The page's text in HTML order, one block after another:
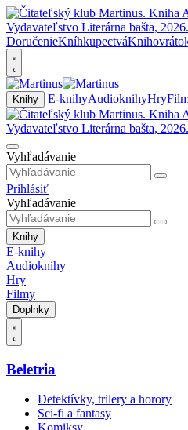
DoručenieKníhkupectvá
Knihy E-knihyAudioknihyHry
Vyhľadávanie
Prihlásiť
Vyhľadávanie
Knihy
E-knihy
Audioknihy
Hry
Filmy
Doplnky
Beletria
Detektívky, trilery a horory
Sci-fi a fantasy